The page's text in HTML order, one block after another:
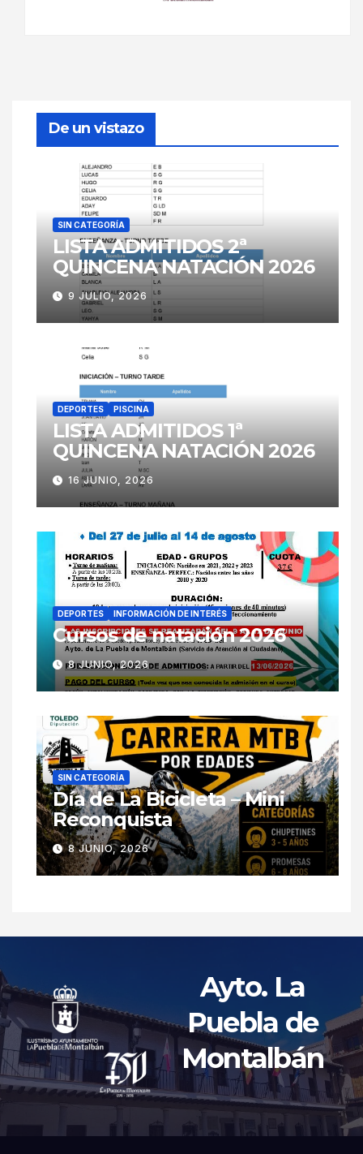
De un vistazo
SIN CATEGORÍA
LISTA ADMITIDOS 2ª
QUINCENA NATACIÓN 2026
9 JULIO, 2026
DEPORTES PISCINA
LISTA ADMITIDOS 1ª
QUINCENA NATACIÓN 2026
16 JUNIO, 2026
DEPORTES INFORMACIÓN DE INTERÉS
Cursos de natación 2026
8 JUNIO, 2026
SIN CATEGORÍA
Día de La Bicicleta – Mini
Reconquista
8 JUNIO, 2026
Ayto. La
Puebla de
Montalbán